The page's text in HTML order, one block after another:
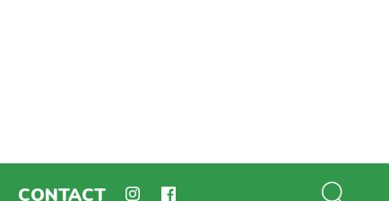
CONTACT